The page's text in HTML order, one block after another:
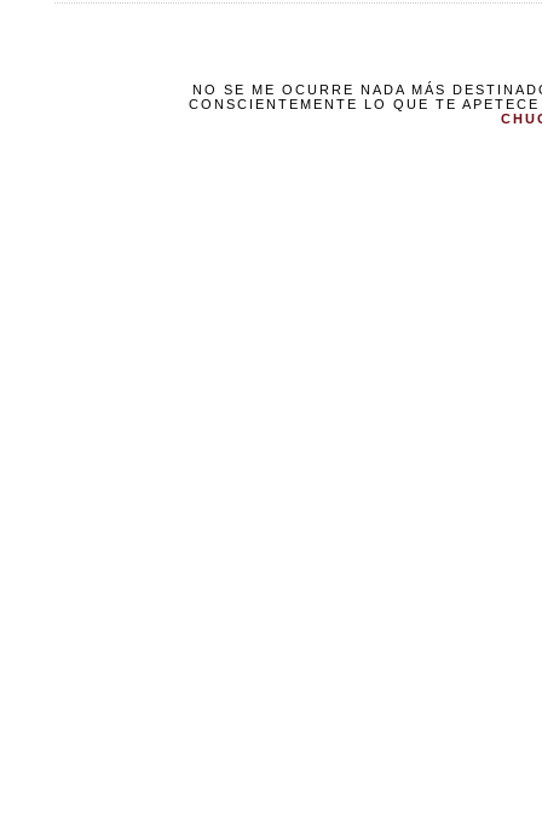
NO SE ME OCURRE NADA MÁS
CONSCIENTEMENTE LO QUE TE